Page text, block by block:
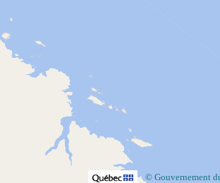
© Gouvernement